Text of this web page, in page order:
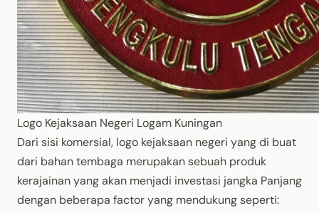
Logo Kejaksaan Negeri Logam Kuningan
Dari sisi komersial, logo kejaksaan negeri yang di buat
dari bahan tembaga merupakan sebuah produk
kerajainan yang akan menjadi investasi jangka Panjang
dengan beberapa factor yang mendukung seperti: